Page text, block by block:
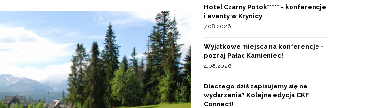
Hotel Czarny Potok***** - konferencje
i eventy w Krynicy
7.08.2026
Wyjątkowe miejsca na konferencje -
poznaj Pałac Kamieniec!
4.08.2026
Dlaczego dziś zapisujemy się na
wydarzenia? Kolejna edycja CKF
Connect!